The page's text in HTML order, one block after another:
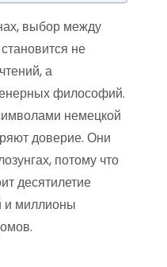
выбор между
не
а
философий.
немецкой
доверие. Они
потому что
десятилетие
и миллионы